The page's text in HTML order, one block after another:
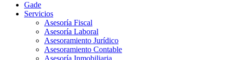
Gade
Servicios
Asesoría Fiscal
Asesoría Laboral
Asesoramiento Jurídico
Asesoramiento Contable
Asesoría Inmobiliaria